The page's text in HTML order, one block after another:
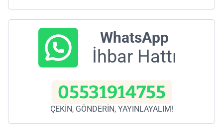
WhatsApp
İhbar Hattı
05531914755
ÇEKİN, GÖNDERİN, YAYINLAYALIM!